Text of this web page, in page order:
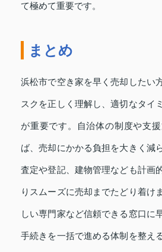
て極めて重要です。
まとめ
浜松市で空き家を早く売却したい
スクを正しく理解し、適切なタイ
が重要です。自治体の制度や支
ば、売却にかかる負担を大きく減
査定や登記、建物管理なども計画
りスムーズに売却までたどり着け
しい専門家など信頼できる窓口に
手続きを一括で進める体制を整え